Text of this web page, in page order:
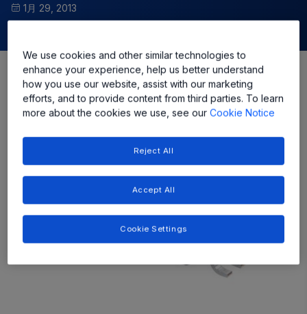
お問い合わせ先
1月 29, 2013
Share
We use cookies and other similar technologies to
enhance your experience, help us better understand
how you use our website, assist with our marketing
efforts, and to provide content from third parties. To learn
more about the cookies we use, see ourCookie Notice
Reject All
Accept All
Cookie Settings